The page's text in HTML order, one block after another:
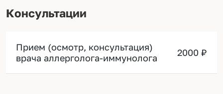
Консультации
Прием (осмотр, консультация)
врача аллерголога-иммунолога
2000 ₽